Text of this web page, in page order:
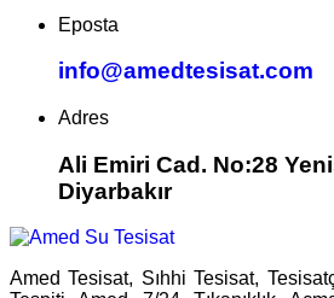
Eposta
info@amedtesisat.com
Adres
Ali Emiri Cad. No:28
Diyarbakır
Amed Tesisat, Sıhhi Tesisat,